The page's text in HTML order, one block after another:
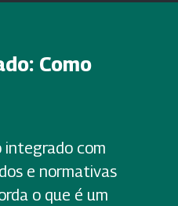
Como
integrado com
e normativas
o que é um